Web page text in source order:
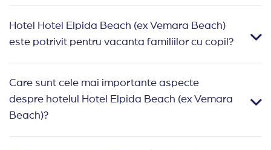
Hotel Hotel Elpida Beach (ex Vemara Beach)
este potrivit pentru vacanta familiilor cu copil?
Care sunt cele mai importante aspecte
despre hotelul Hotel Elpida Beach (ex Vemara
Beach)?